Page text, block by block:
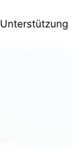
Unterstützung